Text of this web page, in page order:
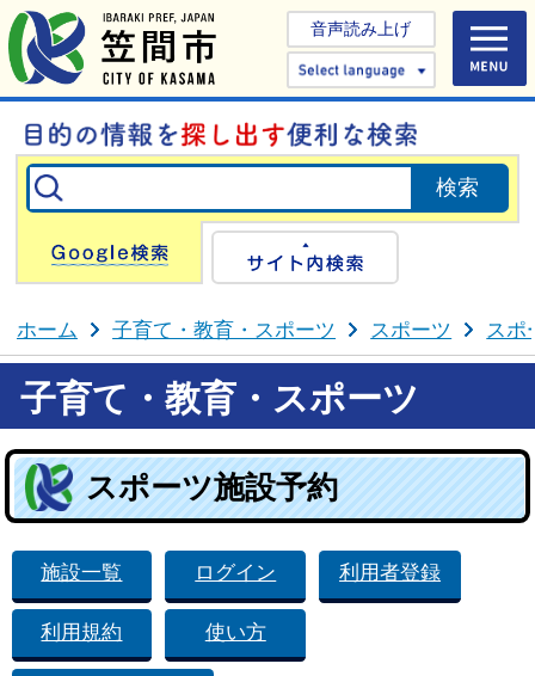
音声読み上げ
Select
Google検索
ホーム 子育て・教育・スポーツ スポーツ スポ
子育て・教育・スポーツ
スポーツ施設予約
施設一覧 ログイン 利用者登録
利用規約 使い方